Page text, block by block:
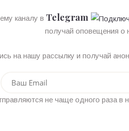
каналу в Telegram
получай оповещения о
на нашу рассылку и получай
не чаще одного раза в